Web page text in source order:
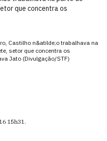
que concentra os
Castilho n&atilde;o trabalhava na
setor que concentra os
Jato (Divulgação/STF)
15h31.